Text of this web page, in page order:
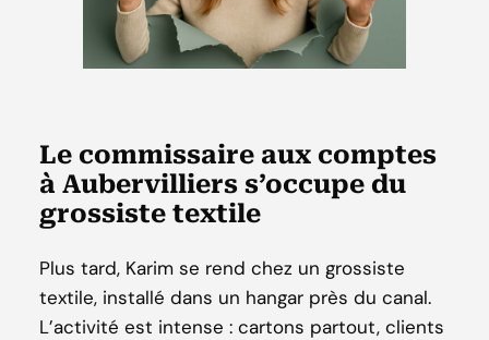
Le commissaire aux comptes
à Aubervilliers s’occupe du
grossiste textile
Plus tard, Karim se rend chez un grossiste
textile, installé dans un hangar près du canal.
L’activité est intense : cartons partout, clients